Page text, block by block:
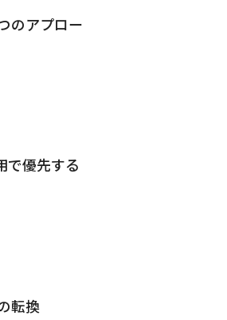
のアプロー
で優先する
転換